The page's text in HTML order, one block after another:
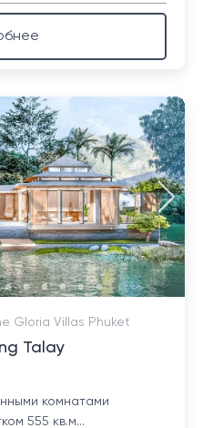
Gloria Villas Phuket
Talay
комнатами
555 кв.м...